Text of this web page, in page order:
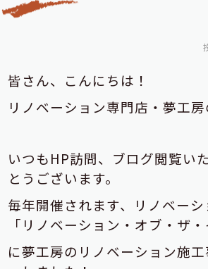
皆さん、こんにちは！
リノベーション専門店・夢工房
いつもHP訪問、ブログ閲覧い
とうございます。
毎年開催されます、リノベー
「リノベーション・オブ・ザ・
に夢工房のリノベーション施